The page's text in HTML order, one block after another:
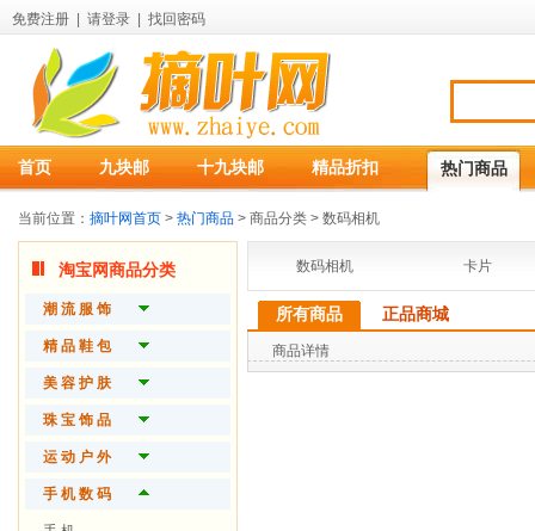
免费注册 请登录 找回密码
首页 九块邮 十九块邮 精品折扣 热门商品
当前位置： 摘叶网首页 > 热门商品 > 商品分类 > 数码相机
淘宝网商品分类
潮 流 服 饰
品 牌 女 装
品 牌 男 装
精 致 内 衣
时 尚 配 件
精 品 鞋 包
潮 流 女 鞋
品 质 男 鞋
潮 流 女 包
精 品 男 包
美 容 护 肤
护 肤 产 品
时 尚 彩 妆
魅 力 香 水
珠 宝 饰 品
开 运 珠 宝
流 行 饰 品
运 动 户 外
球 拍 运 动
手 机 数 码
数码相机 卡片
所有商品 正品商城
商品详情